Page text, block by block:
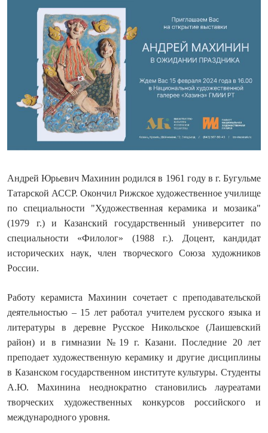
Андрей Юрьевич Махинин родился в 1961 году в г. Бугульме
Татарской АССР. Окончил Рижское художественное училище
по специальности "Художественная керамика и мозаика"
(1979 г.) и Казанский государственный университет по
специальности «Филолог» (1988 г.). Доцент, кандидат
исторических наук, член творческого Союза художников
России.
Работу керамиста Махинин сочетает с преподавательской
деятельностью – 15 лет работал учителем русского языка и
литературы в деревне Русское Никольское (Лаишевский
район) и в гимназии №19 г. Казани. Последние 20 лет
преподает художественную керамику и другие дисциплины
в Казанском государственном институте культуры. Студенты
А.Ю. Махинина неоднократно становились лауреатами
творческих художественных конкурсов российского и
международного уровня.